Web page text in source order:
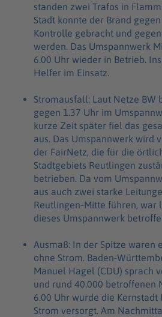
standen zwei Trafos in
Stadt konnte der Brand
Kontrolle gebracht und
werden. Das Umspannwerk
6.00 Uhr wieder in Betrieb.
Helfer im Einsatz.
Stromausfall: Laut Netze BW
gegen 1.37 Uhr im
kurze Zeit später fiel das
aus. Das Umspannwerk wird
der FairNetz, die für die
Stadtgebiets Reutlingen
betrieben. Da vom
aus auch zwei starke
Reutlingen‑Mitte führen, war
dieses Umspannwerk
Ausmaß: In der Spitze waren
ohne Strom. Baden-
Manuel Hagel (CDU) sprach
und rund 40.000 betroffenen
6.00 Uhr wurde die
Strom versorgt. Am